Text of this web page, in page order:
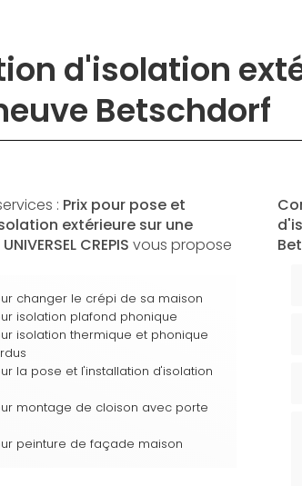
d'isolation
Betschdorf
: Prix pour pose et
extérieure sur une
CREPIS vous propose
changer le crépi de sa maison
isolation plafond phonique
isolation thermique et phonique
la pose et l'installation d'isolation
montage de cloison avec porte
peinture de façade maison